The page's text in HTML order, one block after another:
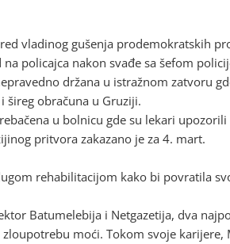
vladinog gušenja prodemokratskih
na policajca nakon svađe sa šefom
držana u istražnom zatvoru
šireg obračuna u Gruziji.
u bolnicu gde su lekari
pritvora zakazano je za 4. mart.
rehabilitacijom kako bi povratila
Batumelebija i Netgazetija, dva
moći. Tokom svoje karijere,